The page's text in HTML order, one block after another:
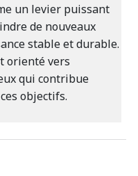
un levier puissant
de nouveaux
stable et durable.
orienté vers
qui contribue
objectifs.